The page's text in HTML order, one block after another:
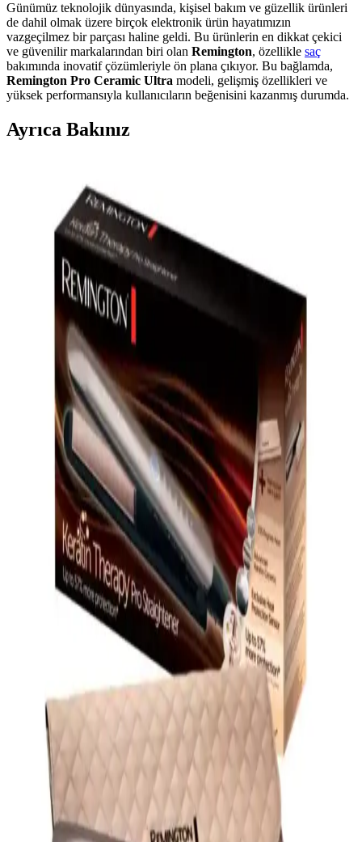
Günümüz teknolojik dünyasında, kişisel bakım ve güzellik ürünleri
de dahil olmak üzere birçok elektronik ürün hayatımızın
vazgeçilmez bir parçası haline geldi. Bu ürünlerin en dikkat çekici
ve güvenilir markalarından biri olan Remington, özellikle saç
bakımında inovatif çözümleriyle ön plana çıkıyor. Bu bağlamda,
Remington Pro Ceramic Ultra modeli, gelişmiş özellikleri ve
yüksek performansıyla kullanıcıların beğenisini kazanmış durumda.
Ayrıca Bakınız
2025'te Saç Bakımında Devrim: Vestel İyonik Tarak
Saç sağlığınızı koruyan Vestel İyonik Tarak, kolay kullanım ve
kişiselleştirilebilir ayarlarla 2025'in favorisi. Hemen keşfedin!
Braun Düzleştiricilerle Sağlıklı ve Parlak Saçlar İçin
En İyi Seçenekler
Braun düzleştiriciler, teknolojik özellikleri ve kullanım kolaylığıyla
saç sağlığını koruyarak parlak ve pürüzsüz saçlar sağlar. Uzun
ömürlü ve güvenli kullanım sunar.
Elektronik Saç Aletleri ve Güzellik Teknolojileri:
Modern Saç Bakımında Yenilikler
Saç bakımında elektronik cihazların kullanımı, hız ve kalite
sunarken, gelişmiş özellikleriyle saç sağlığını koruyan çözümler
sağlar. Güncel ürünler ve teknolojik avantajlar hakkında detaylar.
Remington Sleek Curl ile Modern ve Sağlıklı Saç
Şekillendirme Çözümleri
Remington Sleek Curl, ionik teknolojisi ve hızlı ısınma özelliğiyle
saçlarınızı sağlıklı ve parlak tutarken, pratik kullanım sağlar. Günlük
bakımda tercih edilen bu cihaz, çeşitli sıcaklık ayarlarıyla her saç
tipine uygun çözümler sunar.
Philips BT3206 Kablosuz Saç Bakım Cihazı ile
Kolay ve Güvenli Şekillendirme
Philips BT3206, kablosuz tasarımı ve gelişmiş özellikleriyle saç
bakımında yeni bir dönemi başlatıyor. Hafif, hızlı ısınan ve çeşitli ısı
ayarlarıyla saç sağlığını koruyan bu cihaz, kullanıcıların günlük
bakımını kolaylaştırıyor.
MediaMarkt'ta Remington Ürünleri: Kalite ve
Uygun Fiyatlı Kişisel Bakım Çözümleri
MediaMarkt'ta Remington ürünleri, yüksek kalite, uygun fiyat ve
çeşitli teknolojik özelliklerle günlük bakım ve saç şekillendirme
ihtiyaçlarınızı karşılar.